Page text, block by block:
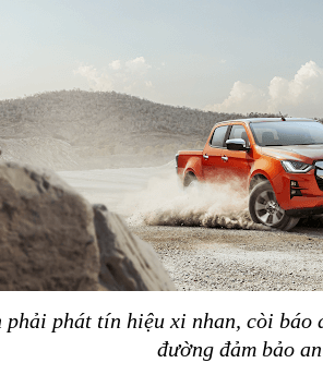
phát tín hiệu xi nhan, còi báo
đường đảm bảo